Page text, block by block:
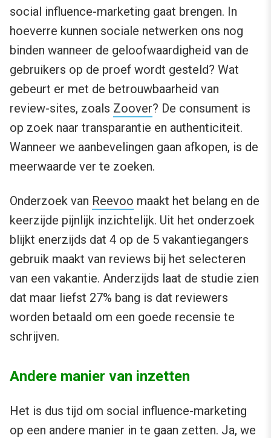
social influence-marketing gaat brengen. In
hoeverre kunnen sociale netwerken ons nog
binden wanneer de geloofwaardigheid van de
gebruikers op de proef wordt gesteld? Wat
gebeurt er met de betrouwbaarheid van
review-sites, zoals Zoover? De consument is
op zoek naar transparantie en authenticiteit.
Wanneer we aanbevelingen gaan afkopen, is de
meerwaarde ver te zoeken.
Onderzoek van Reevoo maakt het belang en de
keerzijde pijnlijk inzichtelijk. Uit het onderzoek
blijkt enerzijds dat 4 op de 5 vakantiegangers
gebruik maakt van reviews bij het selecteren
van een vakantie. Anderzijds laat de studie zien
dat maar liefst 27% bang is dat reviewers
worden betaald om een goede recensie te
schrijven.
Andere manier van inzetten
Het is dus tijd om social influence-marketing
op een andere manier in te gaan zetten. Ja, we